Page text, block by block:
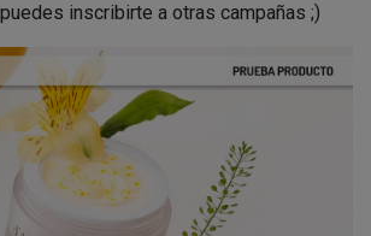
inscribirte a otras campañas ;)